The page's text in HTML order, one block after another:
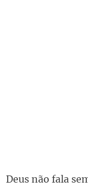
Deus não fala